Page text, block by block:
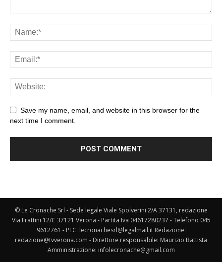
Save my name, email, and website in this browser for the
next time I comment.
© Le Cronache Srl - Sede legale Viale Spolverini 2/A 37131, redazione
Via Frattini 12/C 37121 Verona - Partita Iva 04617280237 - Telefono 045
9612761 - PEC: lecronachesrl@legalmail.it Redazione:
redazione@tvverona.com - Direttore responsabile: Maurizio Battista
Amministrazione: infolecronache@gmail.com